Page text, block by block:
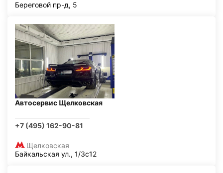
Береговой пр-д, 5
Автосервис Щелковская
+7 (495) 162-90-81
Щелковская
Байкальская ул., 1/3с12